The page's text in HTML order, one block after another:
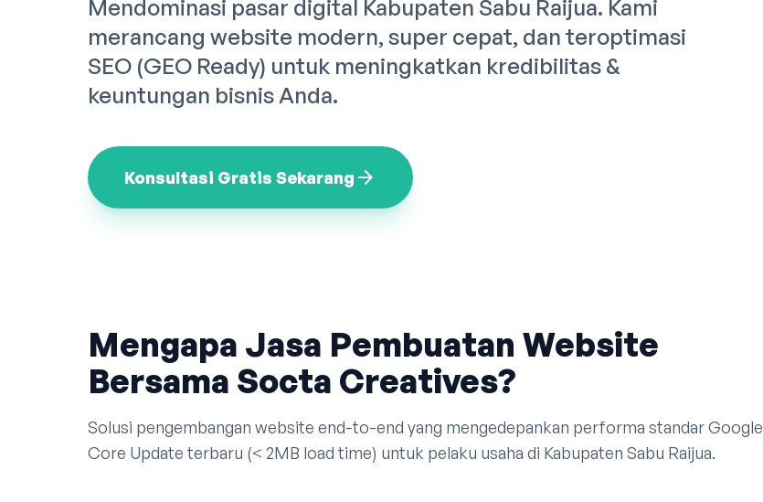
Mendominasi pasar digital Kabupaten Sabu Raijua. Kami
merancang website modern, super cepat, dan teroptimasi
SEO (GEO Ready) untuk meningkatkan kredibilitas &
keuntungan bisnis Anda.
Konsultasi Gratis Sekarang arrow_forward
Mengapa Jasa Pembuatan Website
Bersama Socta Creatives?
Solusi pengembangan website end-to-end yang mengedepankan performa standar Google
Core Update terbaru (< 2MB load time) untuk pelaku usaha di Kabupaten Sabu Raijua.